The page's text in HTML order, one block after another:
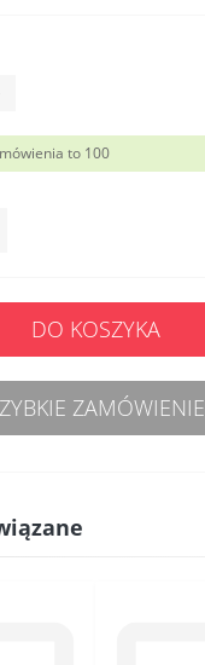
to 100
DO KOSZYKA
ZAMÓWIENIE